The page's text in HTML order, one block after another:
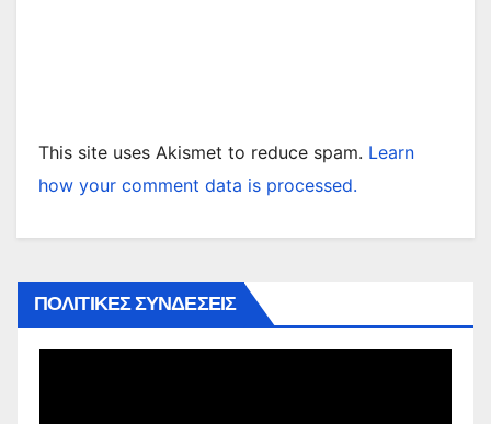
This site uses Akismet to reduce spam. Learn
how your comment data is processed.
ΠΟΛΙΤΙΚΕΣ ΣΥΝΔΕΣΕΙΣ